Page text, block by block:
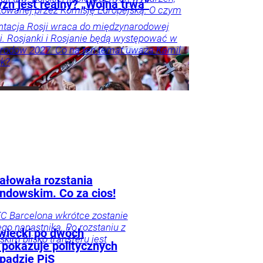
przez Komisję Europejską. O czym
jest realny? „Wojna trwa”
Rosji wraca do międzynarodowej
Rosjanki i Rosjanie będą występować w
2027. Co na ten temat uważa Kamil
rozstania
Co za cios!
Barcelona wkrótce zostanie
napastnika. Po rozstaniu z
blisko transferu jest
po dwóch
politycznych
PiS